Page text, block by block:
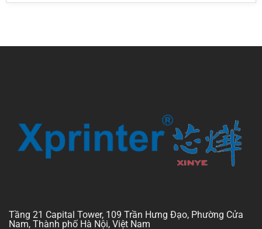
Tầng 21 Capital Tower, 109 Trần Hưng Đạo, Phường Cửa
Nam, Thành phố Hà Nội, Việt Nam